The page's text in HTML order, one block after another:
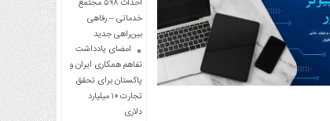
احداث ۵۹۸ مجتمع
خدماتی – رفاهی
بین‌راهی جدید
امضای یادداشت
تفاهم همکاری ایران و
پاکستان برای تحقق
تجارت ۱۰ میلیارد
دلاری